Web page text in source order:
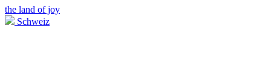
the land of joy
Schweiz